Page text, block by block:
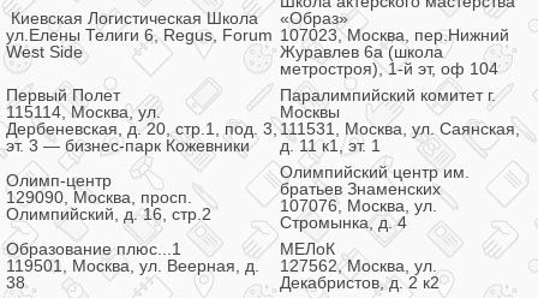
Киевская Логистическая Школа
ул.Елены Телиги 6, Regus, Forum
West Side
«Образ»
107023, Москва, пер.Нижний
Журавлев 6а (школа
метростроя), 1-й эт, оф 104
Первый Полет
115114, Москва, ул.
Дербеневская, д. 20, стр.1, под. 3,
эт. 3 — бизнес-парк Кожевники
Паралимпийский комитет г.
Москвы
111531, Москва, ул. Саянская,
д. 11 к1, эт. 1
Олимп-центр
129090, Москва, просп.
Олимпийский, д. 16, стр.2
Олимпийский центр им.
братьев Знаменских
107076, Москва, ул.
Стромынка, д. 4
Образование плюс...1
119501, Москва, ул. Веерная, д.
38
МЕЛоК
127562, Москва, ул.
Декабристов, д. 2 к2